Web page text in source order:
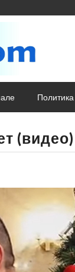
Политика
(видео)